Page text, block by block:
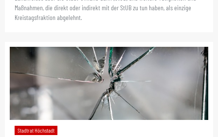
Maßnahmen, die direkt oder indirekt mit der StUB zu tun haben, als einzige
Kreistagsfraktion abgelehnt.
Stadtrat Höchstadt